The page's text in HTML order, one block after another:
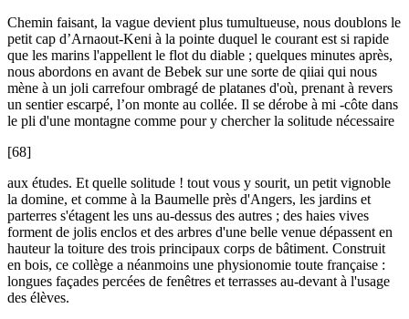
Chemin faisant, la vague devient plus tumultueuse, nous doublons le
petit cap d’Arnaout-Keni à la pointe duquel le courant est si rapide
que les marins l'appellent le flot du diable ; quelques minutes après,
nous abordons en avant de Bebek sur une sorte de qiiai qui nous
mène à un joli carrefour ombragé de platanes d'où, prenant à revers
un sentier escarpé, l’on monte au collée. Il se dérobe à mi -côte dans
le pli d'une montagne comme pour y chercher la solitude nécessaire
[68]
aux études. Et quelle solitude ! tout vous y sourit, un petit vignoble
la domine, et comme à la Baumelle près d'Angers, les jardins et
parterres s'étagent les uns au-dessus des autres ; des haies vives
forment de jolis enclos et des arbres d'une belle venue dépassent en
hauteur la toiture des trois principaux corps de bâtiment. Construit
en bois, ce collège a néanmoins une physionomie toute française :
longues façades percées de fenêtres et terrasses au-devant à l'usage
des élèves.